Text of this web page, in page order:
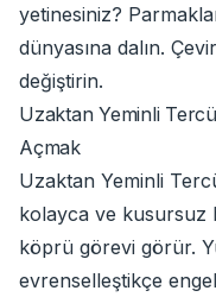
yetinesiniz?
dünyasına dalın.
değiştirin.
Uzaktan Yeminli
Açmak
Uzaktan Yeminli
kolayca ve kusursuz
köprü görevi görür.
evrenselleştikçe